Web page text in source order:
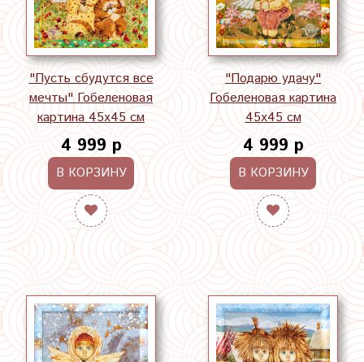
"Пусть сбудутся все
мечты" Гобеленовая
картина 45х45 см
4 999 р
В КОРЗИНУ
"Подарю удачу"
Гобеленовая картина
45х45 см
4 999 р
В КОРЗИНУ